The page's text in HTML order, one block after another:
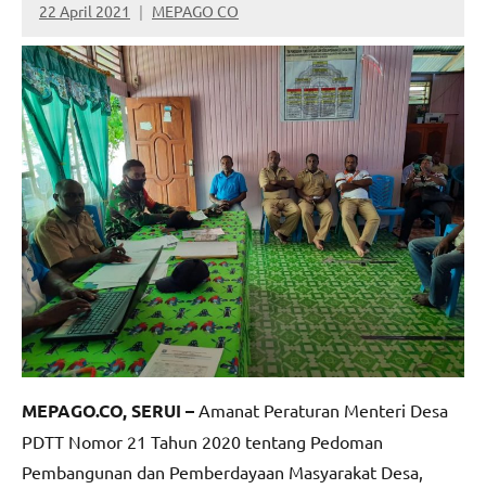
22 April 2021 MEPAGO CO
No
comments
MEPAGO.CO, SERUI – Amanat Peraturan Menteri Desa
PDTT Nomor 21 Tahun 2020 tentang Pedoman
Pembangunan dan Pemberdayaan Masyarakat Desa,